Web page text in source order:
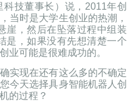
技董事长）说，2011年创
当时是大学生创业的热潮，
崖，然后在坠落过程中组装
是，如果没有先想清楚一个
业可能是很难成功的。
实现在还有这么多的不确定
今天选择具身智能机器人创
的过程？